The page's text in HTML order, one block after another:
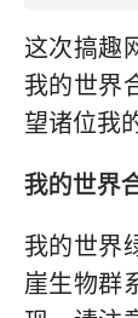
这次搞趣
我的世界
望诸位我
我的世界
我的世界
崖生物群